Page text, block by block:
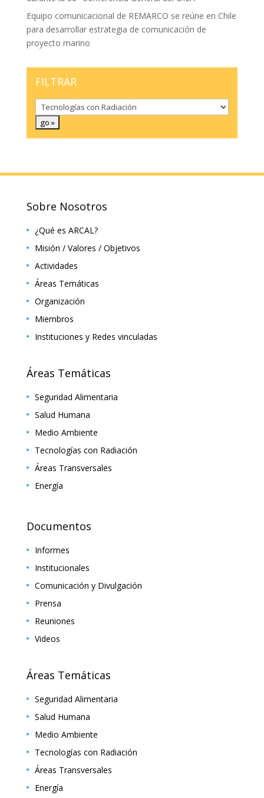
Equipo comunicacional de REMARCO se reúne en Chile
para desarrollar estrategia de comunicación de
proyecto marino
FILTRAR
Sobre Nosotros
¿Qué es ARCAL?
Misión / Valores / Objetivos
Actividades
Áreas Temáticas
Organización
Miembros
Instituciones y Redes vinculadas
Áreas Temáticas
Seguridad Alimentaria
Salud Humana
Medio Ambiente
Tecnologías con Radiación
Áreas Transversales
Energía
Documentos
Informes
Institucionales
Comunicación y Divulgación
Prensa
Reuniones
Videos
Áreas Temáticas
Seguridad Alimentaria
Salud Humana
Medio Ambiente
Tecnologías con Radiación
Áreas Transversales
Energía